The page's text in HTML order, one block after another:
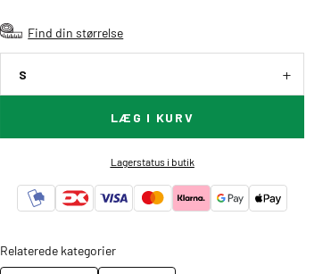
Find din størrelse
S
LÆG I KURV
Lagerstatus i butik
Relaterede kategorier